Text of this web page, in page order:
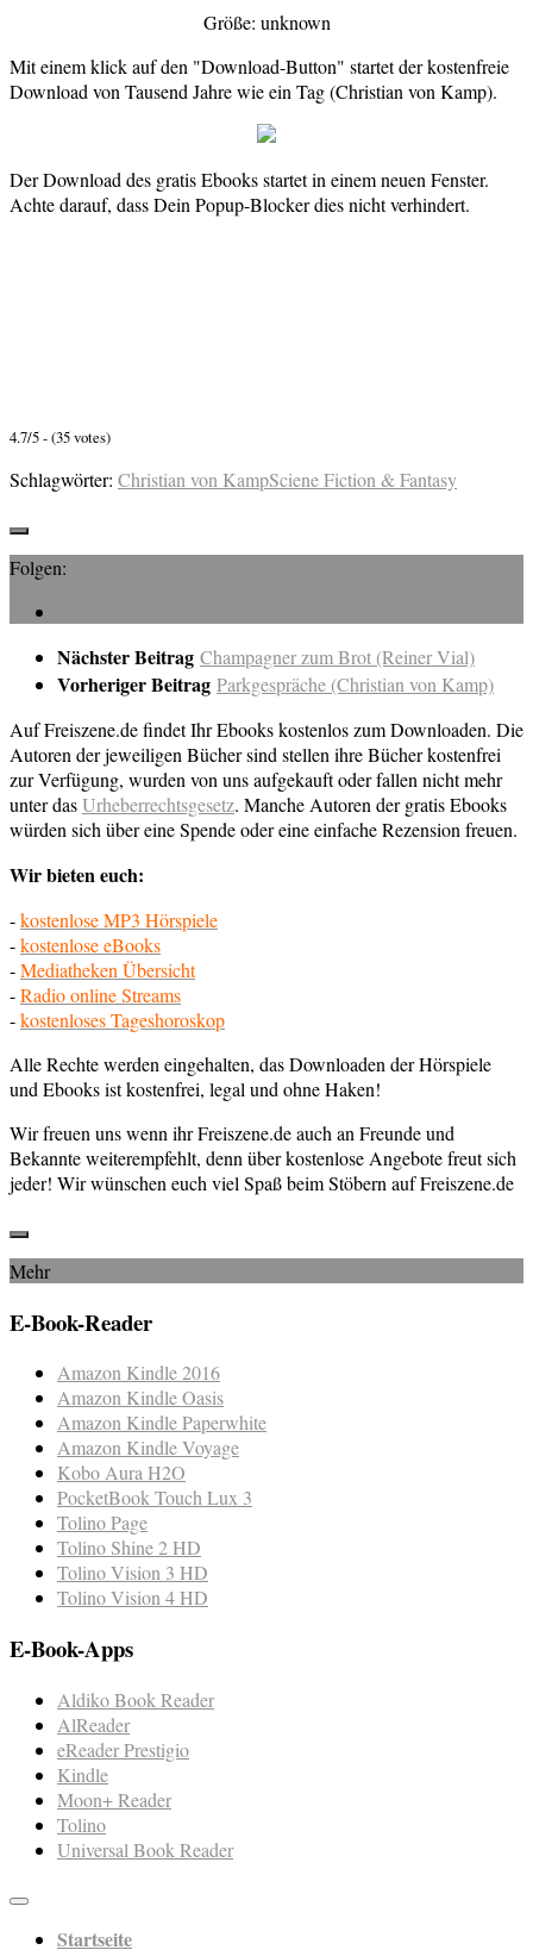
Größe: unknown
Mit einem klick auf den "Download-Button" startet der kostenfreie
Download von Tausend Jahre wie ein Tag (Christian von Kamp).
Der Download des gratis Ebooks startet in einem neuen Fenster.
Achte darauf, dass Dein Popup-Blocker dies nicht verhindert.
4.7/5 - (35 votes)
Schlagwörter: Christian von KampSciene Fiction & Fantasy
Folgen:
Nächster Beitrag Champagner zum Brot (Reiner Vial)
Vorheriger Beitrag Parkgespräche (Christian von Kamp)
Auf Freiszene.de findet Ihr Ebooks kostenlos zum Downloaden. Die
Autoren der jeweiligen Bücher sind stellen ihre Bücher kostenfrei
zur Verfügung, wurden von uns aufgekauft oder fallen nicht mehr
unter dasUrheberrechtsgesetz. Manche Autoren der gratis Ebooks
würden sich über eine Spende oder eine einfache Rezension freuen.
Wir bieten euch:
-kostenlose MP3 Hörspiele
-kostenlose eBooks
-Mediatheken Übersicht
-Radio online Streams
-kostenloses Tageshoroskop
Alle Rechte werden eingehalten, das Downloaden der Hörspiele
und Ebooks ist kostenfrei, legal und ohne Haken!
Wir freuen uns wenn ihr Freiszene.de auch an Freunde und
Bekannte weiterempfehlt, denn über kostenlose Angebote freut sich
jeder! Wir wünschen euch viel Spaß beim Stöbern auf Freiszene.de
Mehr
E-Book-Reader
Amazon Kindle 2016
Amazon Kindle Oasis
Amazon Kindle Paperwhite
Amazon Kindle Voyage
Kobo Aura H2O
PocketBook Touch Lux 3
Tolino Page
Tolino Shine 2 HD
Tolino Vision 3 HD
Tolino Vision 4 HD
E-Book-Apps
Aldiko Book Reader
AlReader
eReader Prestigio
Kindle
Moon+ Reader
Tolino
Universal Book Reader
Startseite